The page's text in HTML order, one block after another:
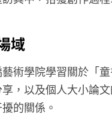
域
術學院學習關於「
，以及個人大小論
的關係。